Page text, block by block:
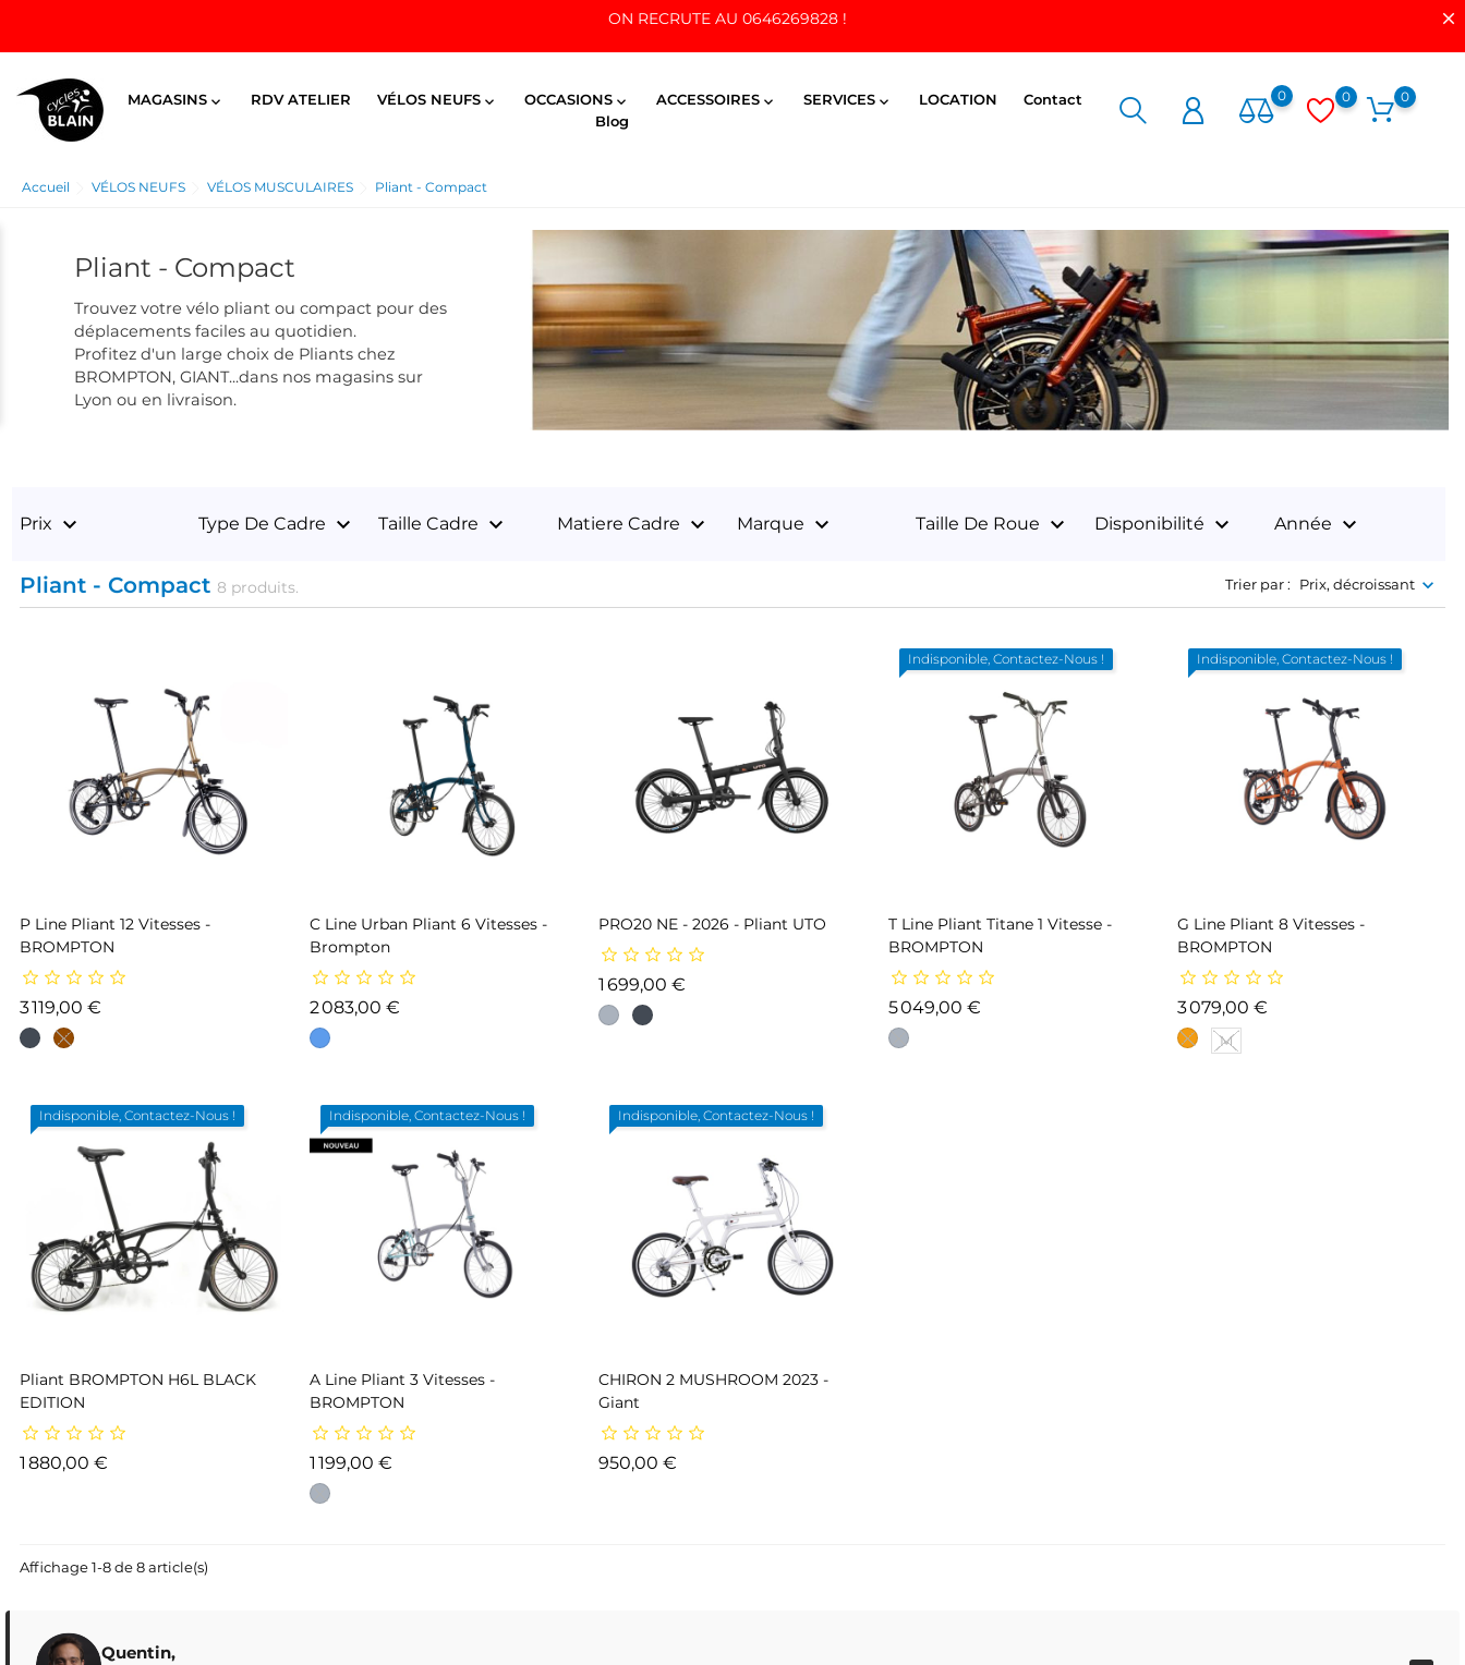
ON RECRUTE AU 0646269828 !
MAGASINS  RDV ATELIER VÉLOS NEUFS  OCCASIONS  ACCESSOIRES  SERVICES  LOCATION
Contact
Blog
0 0 0
Accueil VÉLOS NEUFS VÉLOS MUSCULAIRES Pliant - Compact
Pliant - Compact
Trouvez votre vélo pliant ou compact pour des
déplacements faciles au quotidien.
Profitez d'un large choix de Pliants chez
BROMPTON, GIANT...dans nos magasins sur
Lyon ou en livraison.
Prix keyboard_arrow_down Type De Cadre keyboard_arrow_down Taille Cadre keyboard_arrow_down Matiere Cadre keyboard_arrow_down Marque keyboard_arrow_down Taille De Roue keyboard_arrow_down Disponibilité keyboard_arrow_down Année keyboard_arrow_down
Pliant - Compact 8 produits. Trier par : Prix, décroissant
P Line Pliant 12 Vitesses -
BROMPTON
3 119,00 €
C Line Urban Pliant 6 Vitesses -
Brompton
2 083,00 €Prix
PRO20 NE - 2026 - Pliant UTO
1 699,00 €
Indisponible, Contactez-Nous !
T Line Pliant Titane 1 Vitesse -
BROMPTON
5 049,00 €Prix
Indisponible, Contactez-Nous !
G Line Pliant 8 Vitesses -
BROMPTON
3 079,00 €
M
Indisponible, Contactez-Nous !
Pliant BROMPTON H6L BLACK
EDITION
1 880,00 €
Indisponible, Contactez-Nous !
A Line Pliant 3 Vitesses -
BROMPTON
1 199,00 €Prix
Indisponible, Contactez-Nous !
CHIRON 2 MUSHROOM 2023 -
Giant
950,00 €
Affichage 1-8 de 8 article(s)
Quentin,